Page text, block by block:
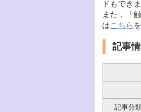
ドもでき
また，「
はこちら
記事
記事分